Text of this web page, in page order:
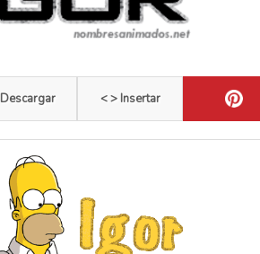
Descargar < > Insertar